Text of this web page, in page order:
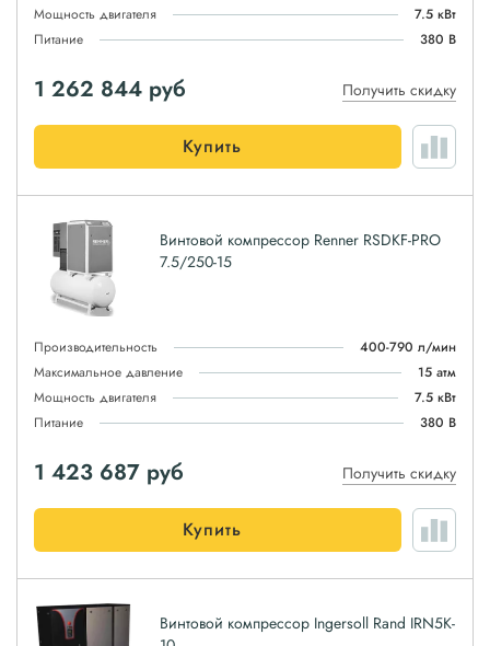
Мощность двигателя
7.5 кВт
Питание
380 В
1 262 844 руб Получить скидку
Купить
Винтовой компрессор Renner RSDKF-PRO
7.5/250-15
Производительность
400-790 л/мин
Максимальное давление
15 атм
Мощность двигателя
7.5 кВт
Питание
380 В
1 423 687 руб Получить скидку
Купить
Винтовой компрессор Ingersoll Rand IRN5K-